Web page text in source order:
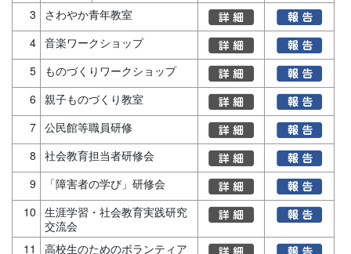
3
さわやか青年教室
4 音楽ワークショップ
5
ものづくりワークショップ
6 親子ものづくり教室
7 公民館等職員研修
8 社会教育担当者研修会
9
「障害者の学び」研修会
10 生涯学習・社会教育実践研究
交流会
11
高校生のためのボランティア